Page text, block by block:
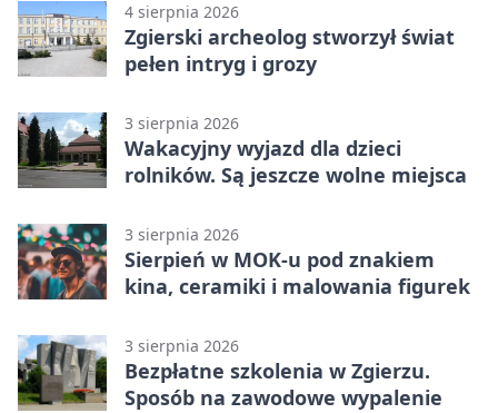
4 sierpnia 2026
Zgierski archeolog stworzył świat
pełen intryg i grozy
3 sierpnia 2026
Wakacyjny wyjazd dla dzieci
rolników. Są jeszcze wolne miejsca
3 sierpnia 2026
Sierpień w MOK-u pod znakiem
kina, ceramiki i malowania figurek
3 sierpnia 2026
Bezpłatne szkolenia w Zgierzu.
Sposób na zawodowe wypalenie